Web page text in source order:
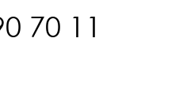
70 11